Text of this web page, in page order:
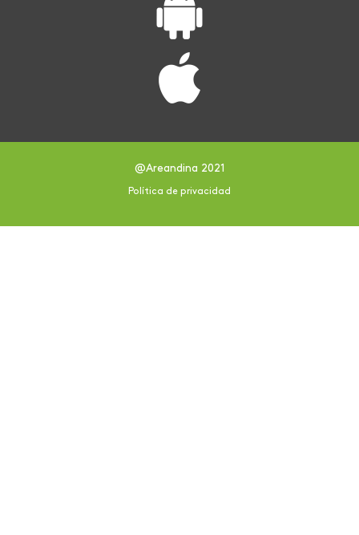
@Areandina 2021
Política de privacidad